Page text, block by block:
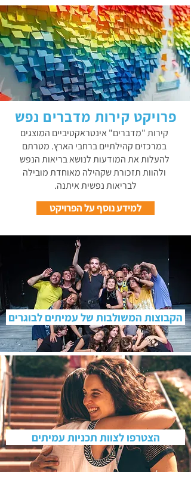
פרויקט קירות מדברים נפש
קירות "מדברים" אינטראקטיביים המוצגים
במרכזים קהילתיים ברחבי הארץ. מטרתם
להעלות את המודעות לנושא בריאות הנפש
ולהוות תזכורת שקהילה מאוחדת מובילה
לבריאות נפשית איתנה.
למידע נוסף על הפרויקט
הקבוצות המשולבות של עמיתים לבוגרים
הצטרפו לצוות תכניות עמיתים